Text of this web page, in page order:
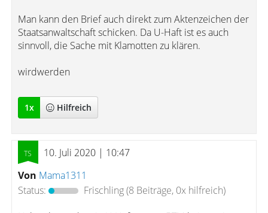
Man kann den Brief auch direkt zum Aktenzeichen der
Staatsanwaltschaft schicken. Da U-Haft ist es auch
sinnvoll, die Sache mit Klamotten zu klären.
wirdwerden
1x Hilfreich
10. Juli 2020 | 10:47
Von Mama1311
Status:
Frischling(8 Beiträge, 0x hilfreich)